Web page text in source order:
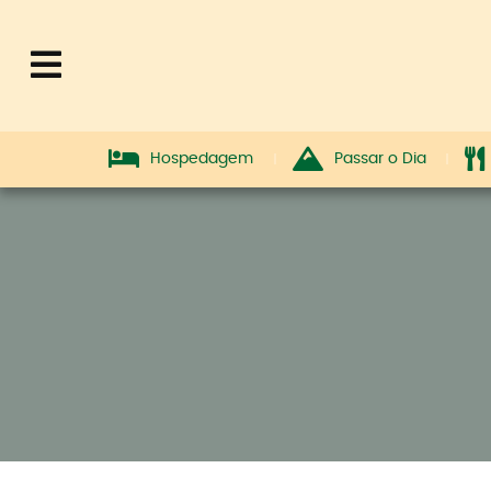
Hospedagem Passar o Dia